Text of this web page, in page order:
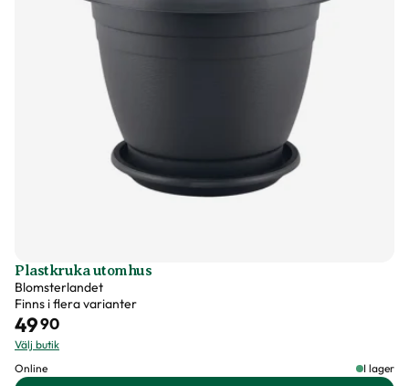
Plastkruka utomhus
Blomsterlandet
Finns i flera varianter
4990
Välj butik
Online
I lager